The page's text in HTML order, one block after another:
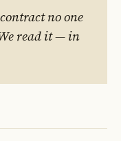
no one
read it — in